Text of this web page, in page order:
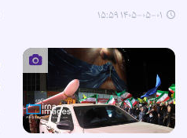
۱۴۰۵-۰۵-۰۱ ۱۵:۵۹